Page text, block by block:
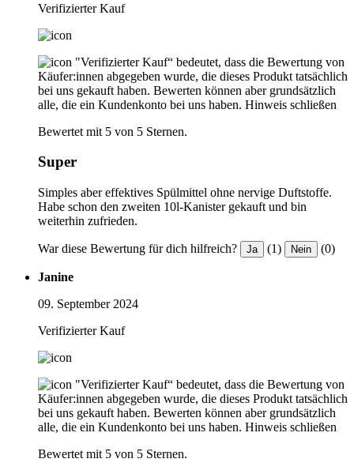
Verifizierter Kauf
"Verifizierter Kauf“ bedeutet, dass die Bewertung von
Käufer:innen abgegeben wurde, die dieses Produkt tatsächlich
bei uns gekauft haben. Bewerten können aber grundsätzlich
alle, die ein Kundenkonto bei uns haben. Hinweis schließen
Bewertet mit 5 von 5 Sternen.
Super
Simples aber effektives Spülmittel ohne nervige Duftstoffe.
Habe schon den zweiten 10l-Kanister gekauft und bin
weiterhin zufrieden.
War diese Bewertung für dich hilfreich? Ja (1) Nein (0)
Janine
09. September 2024
Verifizierter Kauf
"Verifizierter Kauf“ bedeutet, dass die Bewertung von
Käufer:innen abgegeben wurde, die dieses Produkt tatsächlich
bei uns gekauft haben. Bewerten können aber grundsätzlich
alle, die ein Kundenkonto bei uns haben. Hinweis schließen
Bewertet mit 5 von 5 Sternen.